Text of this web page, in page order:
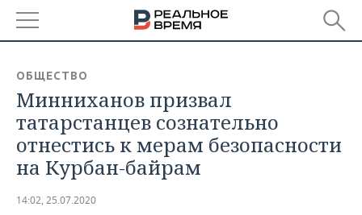
БАШКОРТОСТАН
ТАТАРСТАН
УДМУРТИЯ
НОВОСТИ
АНАЛИТИКА
НОВОСТИ АНАЛИТИКИ
ДЕКЛАРАЦИИ О ДОХОДАХ
ЭКОНОМИКА
НОВОСТИ ЭКОНОМИКИ
ПРОМЫШЛЕННОСТЬ
ОБЩЕСТВО
Минниханов призвал
татарстанцев сознательно
отнестись к мерам безопасности
на Курбан-байрам
14:02, 25.07.2020